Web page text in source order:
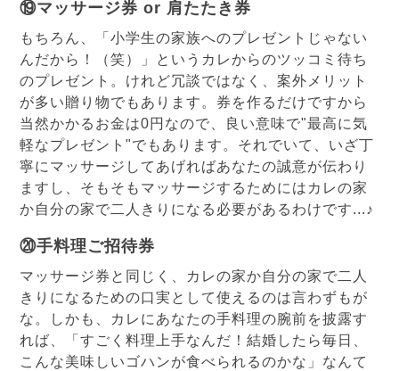
⑲マッサージ券 or 肩たたき券
もちろん、「小学生の家族へのプレゼントじゃない
んだから！（笑）」というカレからのツッコミ待ち
のプレゼント。けれど冗談ではなく、案外メリット
が多い贈り物でもあります。券を作るだけですから
当然かかるお金は0円なので、良い意味で"最高に気
軽なプレゼント"でもあります。それでいて、いざ丁
寧にマッサージしてあげればあなたの誠意が伝わり
ますし、そもそもマッサージするためにはカレの家
か自分の家で二人きりになる必要があるわけです...♪
⑳手料理ご招待券
マッサージ券と同じく、カレの家か自分の家で二人
きりになるための口実として使えるのは言わずもが
な。しかも、カレにあなたの手料理の腕前を披露す
れば、「すごく料理上手なんだ！結婚したら毎日、
こんな美味しいゴハンが食べられるのかな」なんて